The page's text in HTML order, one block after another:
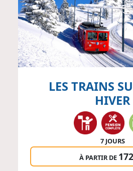
LES TRAINS
HIVER
7 JOURS
À PARTIR DE